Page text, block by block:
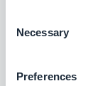
Selection
Necessary
Preferences